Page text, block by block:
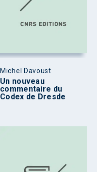
Michel Davoust
Un nouveau
commentaire du
Codex de Dresde